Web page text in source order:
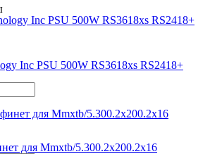
Inc PSU 500W RS3618xs RS2418+
для Mmxtb/5.300.2x200.2x16